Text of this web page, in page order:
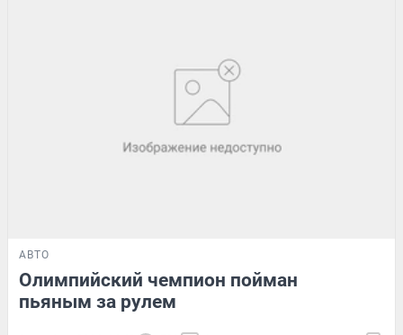
АВТО
Олимпийский чемпион пойман
пьяным за рулем